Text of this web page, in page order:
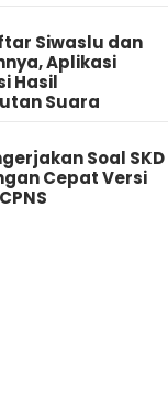
Siwaslu dan
Aplikasi
Hasil
Suara
Soal SKD
Cepat Versi